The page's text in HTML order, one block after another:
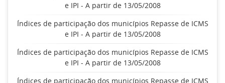
e IPI - A partir de 13/05/2008
Índices de participação dos municípios Repasse de ICMS
e IPI - A partir de 13/05/2008
Índices de participação dos municípios Repasse de ICMS
e IPI - A partir de 13/05/2008
Índices de participação dos municípios Repasse de ICMS